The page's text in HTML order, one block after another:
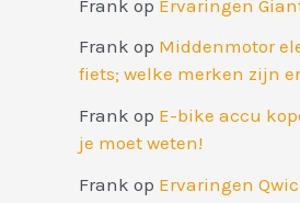
Frank op Ervaringen
Frank op Middenmotor
fiets; welke merken zijn
Frank op E-bike accu
je moet weten!
Frank op Ervaringen